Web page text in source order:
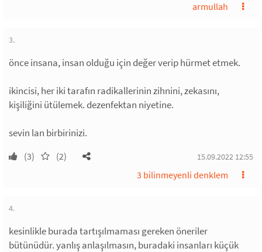
armullah
3.
önce insana, insan olduğu için değer verip hürmet etmek.
ikincisi, her iki tarafın radikallerinin zihnini, zekasını,
kişiliğini ütülemek. dezenfektan niyetine.
sevin lan birbirinizi.
(3) (2) 15.09.2022 12:55
3 bilinmeyenli denklem
4.
kesinlikle burada tartışılmaması gereken öneriler
bütünüdür. yanlış anlaşılmasın, buradaki insanları küçük